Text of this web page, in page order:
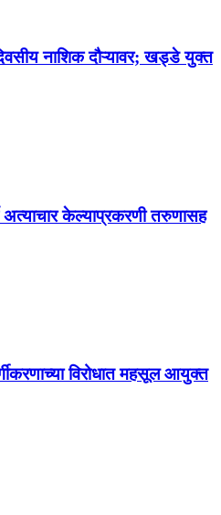
नाशिक दौऱ्यावर; खड्डे युक्त
केल्याप्रकरणी तरुणासह
विरोधात महसूल आयुक्त